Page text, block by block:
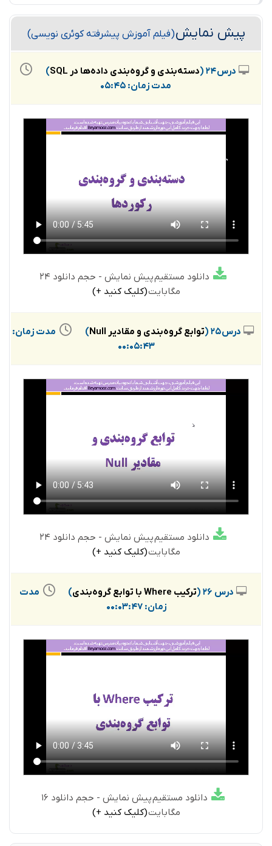
پیش نمایش(فیلم آموزش پیشرفته کوئری نویسی)
درس 24 ( دسته‌بندی و گروه‌بندی داده‌ها در SQL
)
مدت زمان: 05:45
دانلود مستقیم پیش نمایش - حجم دانلود 24
مگابایت(کلیک کنید +)
درس 25 ( توابع گروه‌بندی و مقادیر Null )
مدت زمان:
00:05:43
دانلود مستقیم پیش نمایش - حجم دانلود 24
مگابایت(کلیک کنید +)
درس 26 ( ترکیب Where با توابع گروه‌بندی )
مدت
زمان: 00:03:47
دانلود مستقیم پیش نمایش - حجم دانلود 16
مگابایت(کلیک کنید +)